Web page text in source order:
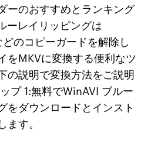
ーのおすすめとランキング
ーレイリッピングは
のコピーガードを解除し
をMKVに変換する便利なツ
の説明で変換方法をご説明
プ 1:無料でWinAVI ブルー
をダウンロードとインスト
す。